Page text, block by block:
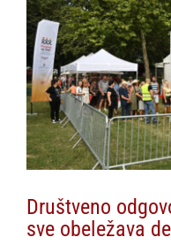
Image
Društveno
sve obeležava